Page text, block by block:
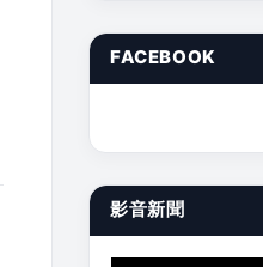
FACEBOOK
影音新聞